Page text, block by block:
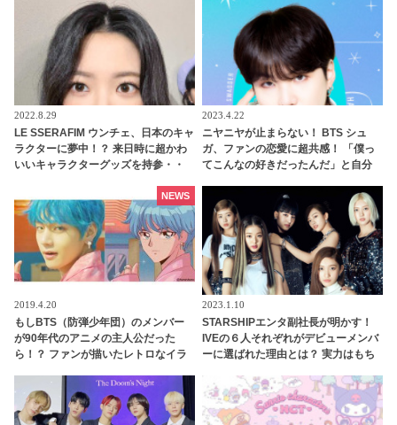
ル分けに注目・・
2022.8.29
LE SSERAFIM ウンチェ、日本のキャ
ラクターに夢中！？ 来日時に超かわ
いいキャラクターグッズを持参・・
タリなかわいすぎるアイテムにくぎ
づけ
2023.4.22
ニヤニヤが止まらない！ BTS シュ
ガ、ファンの恋愛に超共感！ 「僕っ
てこんなの好きだったんだ」と自分
ワクワクする様子がかわいすぎる
2019.4.20
もしBTS（防弾少年団）のメンバー
が90年代のアニメの主人公だった
ら！？ ファンが描いたレトロなイラ
NEWS
2023.1.10
STARSHIPエンタ副社長が明かす！
IVEの６人それぞれがデビューメンバ
ーに選ばれた理由とは？ 実力はもち
い努力、勤勉さ、情熱・・ 納得のワ
ケが明かされる